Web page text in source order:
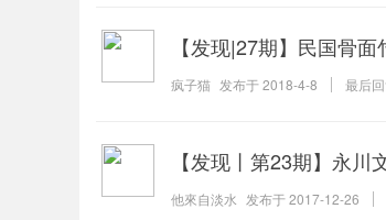
【发现|27期】民国骨
疯子猫 发布于2018-4-8 最后
【发现丨第23期】永
他來自淡水 发布于2017-12-26